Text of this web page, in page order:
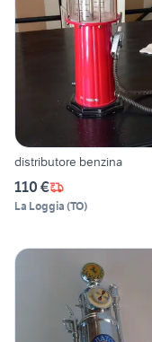
distributore benzina
110 €
La Loggia (TO)